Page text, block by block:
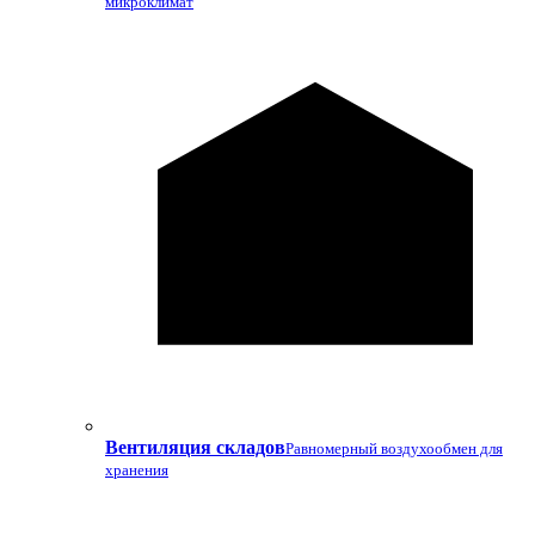
Вентиляция складовРавномерный воздухообмен для
хранения